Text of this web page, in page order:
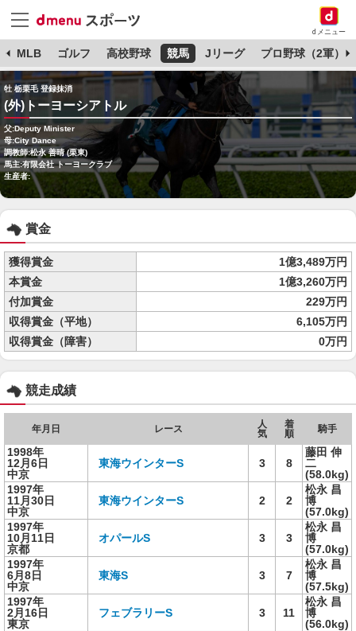
dメニュー
MLB ゴルフ 高校野球 競馬 Jリーグ プロ野球（2軍）
牡 栃栗毛 登録抹消
(外)トーヨーシアトル
父:Deputy Minister
母:City Dance
調教師:松永 善晴 (栗東)
馬主:有限会社 トーヨークラブ
生産者:
賞金
獲得賞金
1億3,489万円
本賞金
1億3,260万円
付加賞金
229万円
収得賞金（平地）
6,105万円
収得賞金（障害）
0万円
競走成績
年月日 レース
人
気
着
順
騎手
1998年
12月6日
中京
東海ウインターS 3 8
藤田 伸
二
(58.0kg)
1997年
11月30日
中京
東海ウインターS 2 2
松永 昌
博
(57.0kg)
1997年
10月11日
京都
オパールS 3 3
松永 昌
博
(57.0kg)
1997年
6月8日
中京
東海S 3 7
松永 昌
博
(57.5kg)
1997年
2月16日
東京
フェブラリーS 3 11
松永 昌
博
(56.0kg)